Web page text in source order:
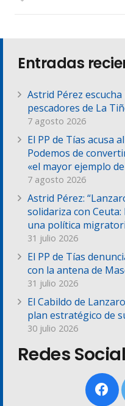
Entradas
Astrid Pérez
pescadores de La
7 agosto 2026
El PP de Tías acusa
Podemos de
«el mayor ejemplo
7 agosto 2026
Astrid Pérez:
solidariza con
una política
31 julio 2026
El PP de Tías
con la antena de
31 julio 2026
El Cabildo de
plan estratégico de
30 julio 2026
Redes